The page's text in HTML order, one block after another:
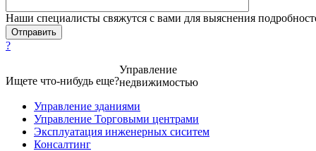
Наши специалисты свяжутся с вами для выяснения
?
Ищете что-нибудь еще?
Управление
недвижимостью
Управление зданиями
Управление Торговыми центрами
Эксплуатация инженерных сиситем
Консалтинг